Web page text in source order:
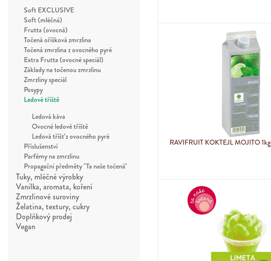
Soft EXCLUSIVE
Soft (mléčná)
Frutta (ovocná)
Točená oříšková zmrzlina
Točená zmrzlina z ovocného pyré
Extra Frutta (ovocné speciál)
Základy na točenou zmrzlinu
Zmrzliny speciál
Posypy
Ledové tříště
Ledová káva
Ovocné ledové tříště
Ledová tříšť z ovocného pyré
Příslušenství
Parfémy na zmrzlinu
Propagační předměty "Ta naše točená"
Tuky, mléčné výrobky
Vanilka, aromata, koření
Zmrzlinové suroviny
Želatina, textury, cukry
Doplňkový prodej
Vegan
RAVIFRUIT KOKTEJL MOJITO 1kg